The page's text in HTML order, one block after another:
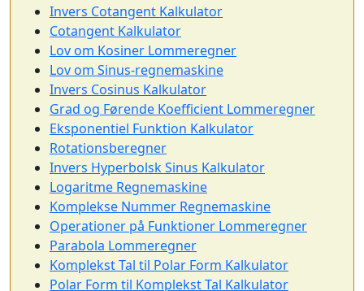
Invers Cotangent Kalkulator
Cotangent Kalkulator
Lov om Kosiner Lommeregner
Lov om Sinus-regnemaskine
Invers Cosinus Kalkulator
Grad og Førende Koefficient Lommeregner
Eksponentiel Funktion Kalkulator
Rotationsberegner
Invers Hyperbolsk Sinus Kalkulator
Logaritme Regnemaskine
Komplekse Nummer Regnemaskine
Operationer på Funktioner Lommeregner
Parabola Lommeregner
Komplekst Tal til Polar Form Kalkulator
Polar Form til Komplekst Tal Kalkulator